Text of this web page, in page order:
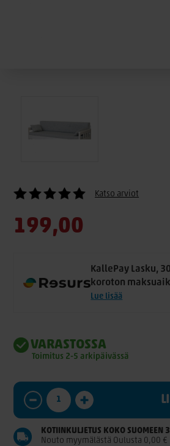
Katso arviot
199,00
KallePay Lasku,
koroton
Lue lisää
VARASTOSSA
Toimitus 2-5 arkipäivässä
KOTIINKULJETUS KOKO SUOMEEN
Nouto myymälästä Oulusta 0,00 €